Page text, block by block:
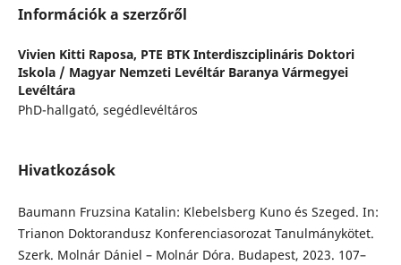
Információk a szerzőről
Vivien Kitti Raposa, PTE BTK Interdiszciplináris Doktori
Iskola / Magyar Nemzeti Levéltár Baranya Vármegyei
Levéltára
PhD-hallgató, segédlevéltáros
Hivatkozások
Baumann Fruzsina Katalin: Klebelsberg Kuno és Szeged. In:
Trianon Doktorandusz Konferenciasorozat Tanulmánykötet.
Szerk. Molnár Dániel – Molnár Dóra. Budapest, 2023. 107–